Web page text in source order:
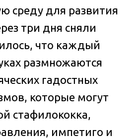
среду для развития
три дня сняли
что каждый
размножаются
гадостных
которые могут
стафилококка,
импетиго и